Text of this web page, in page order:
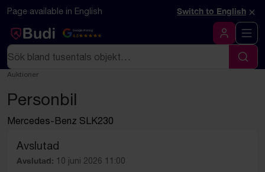
Hoppa till innehåll
Textbaserad (markdown) version av denna sida
Page available in English Switch to English ×
Google Rating
4.5
Logga in
Sök
Sök
Auktioner
Personbil
Mercedes-Benz SLK230
Avslutad
Avslutad: 10 juni 2026 11:00